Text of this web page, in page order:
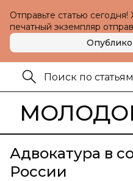
Отправьте статью
печатный экземпляр
Адвокатура в
России